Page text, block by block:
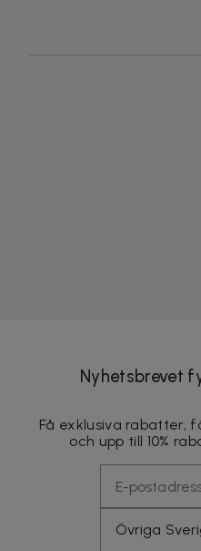
Nyhetsbrevet
Få exklusiva rabatter,
och upp till 10%